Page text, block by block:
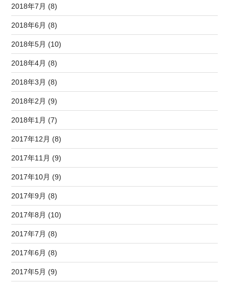
2018年7月 (8)
2018年6月 (8)
2018年5月 (10)
2018年4月 (8)
2018年3月 (8)
2018年2月 (9)
2018年1月 (7)
2017年12月 (8)
2017年11月 (9)
2017年10月 (9)
2017年9月 (8)
2017年8月 (10)
2017年7月 (8)
2017年6月 (8)
2017年5月 (9)